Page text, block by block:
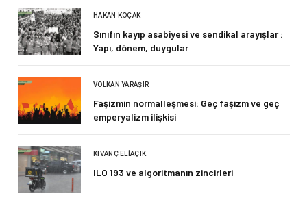
HAKAN KOÇAK
Sınıfın kayıp asabiyesi ve sendikal arayışlar :
Yapı, dönem, duygular
VOLKAN YARAŞIR
Faşizmin normalleşmesi: Geç faşizm ve geç
emperyalizm ilişkisi
KIVANÇ ELIAÇIK
ILO 193 ve algoritmanın zincirleri